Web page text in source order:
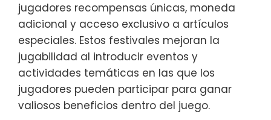
jugadores recompensas únicas, moneda
adicional y acceso exclusivo a artículos
especiales. Estos festivales mejoran la
jugabilidad al introducir eventos y
actividades temáticas en las que los
jugadores pueden participar para ganar
valiosos beneficios dentro del juego.